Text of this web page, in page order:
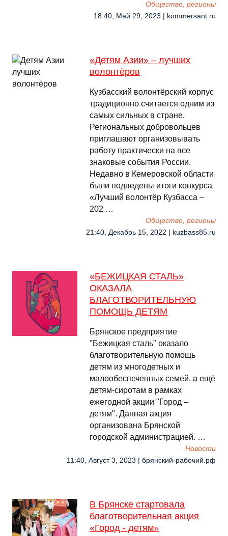
Общество, регионы
18:40, Май 29, 2023 | kommersant.ru
«Детям Азии» – лучших
волонтёров
Кузбасский волонтёрский корпус
традиционно считается одним из
самых сильных в стране.
Региональных добровольцев
приглашают организовывать
работу практически на все
знаковые события России.
Недавно в Кемеровской области
были подведены итоги конкурса
«Лучший волонтёр Кузбасса –
202 …
Общество, регионы
21:40, Декабрь 15, 2022 | kuzbass85.ru
«БЕЖИЦКАЯ СТАЛЬ»
ОКАЗАЛА
БЛАГОТВОРИТЕЛЬНУЮ
ПОМОЩЬ ДЕТЯМ
Брянское предприятие
"Бежицкая сталь" оказало
благотворительную помощь
детям из многодетных и
малообеспеченных семей, а ещё
детям-сиротам в рамках
ежегодной акции "Город –
детям". Данная акция
организована Брянской
городской администрацией. …
Новости
11:40, Август 3, 2023 | брянский-рабочий.рф
В Брянске стартовала
благотворительная акция
«Город - детям»